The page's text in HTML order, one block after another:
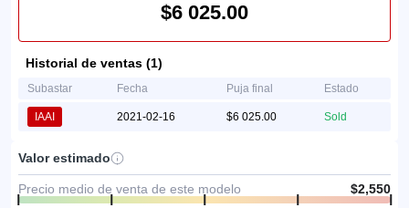
$6 025.00
Historial de ventas (1)
Subastar Fecha Puja final Estado
IAAI 2021-02-16 $6 025.00 Sold
Valor estimado
Precio medio de venta de este modelo $2,550